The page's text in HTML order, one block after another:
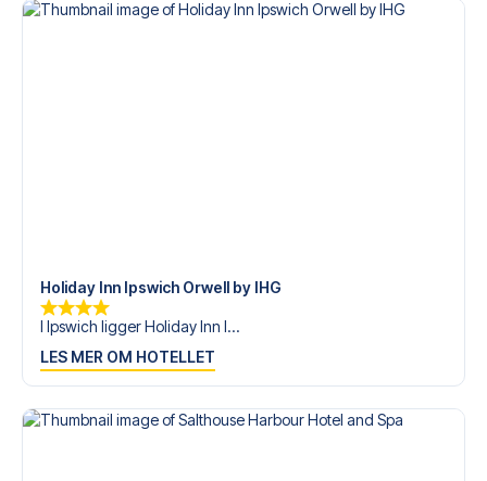
Holiday Inn Ipswich Orwell by IHG
I Ipswich ligger Holiday Inn I...
LES MER OM HOTELLET